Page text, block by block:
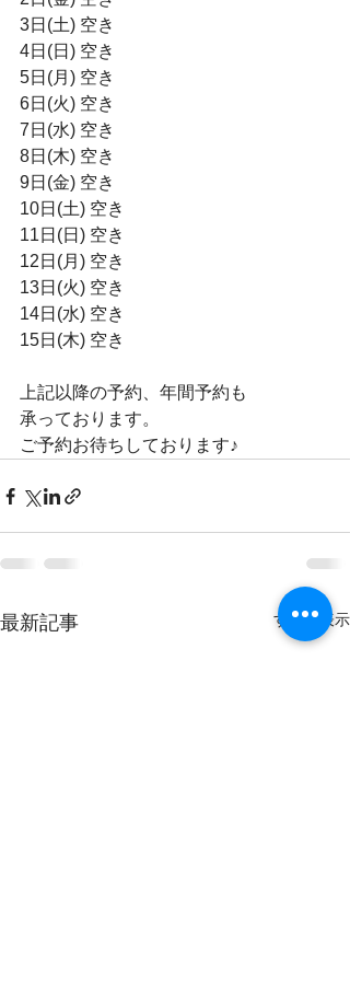
3日(土) 空き
4日(日) 空き
5日(月) 空き
6日(火) 空き
7日(水) 空き
8日(木) 空き
9日(金) 空き
10日(土) 空き
11日(日) 空き
12日(月) 空き
13日(火) 空き
14日(水) 空き
15日(木) 空き
上記以降の予約、年間予約も
承っております。
ご予約お待ちしております♪
最新記事 すべて表示